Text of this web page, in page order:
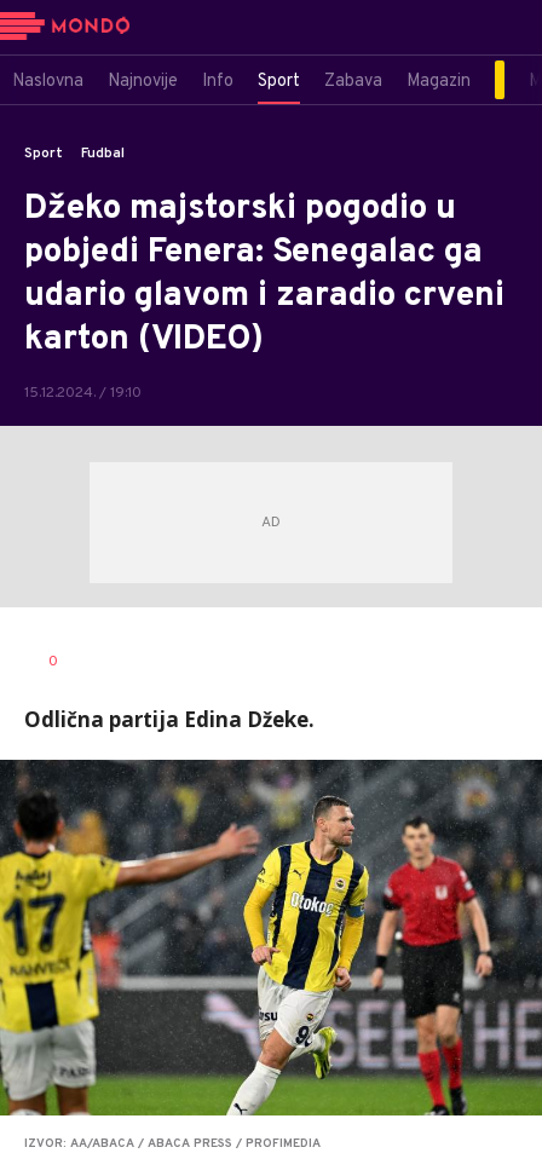
Naslovna Najnovije Info Sport Zabava Magazin
Sport Fudbal
Džeko majstorski pogodio u
pobjedi Fenera: Senegalac ga
udario glavom i zaradio crveni
karton (VIDEO)
15.12.2024. / 19:10
AUTOR
0
Odlična partija Edina Džeke.
IZVOR: AA/ABACA / ABACA PRESS / PROFIMEDIA